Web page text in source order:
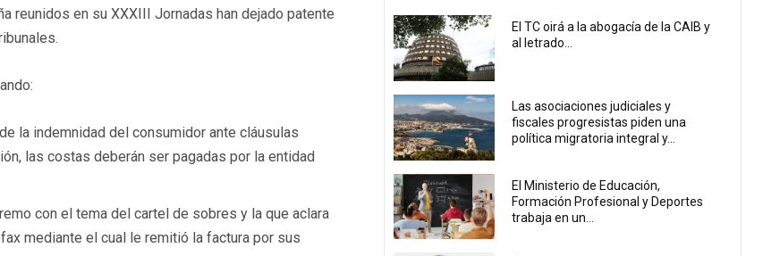
en su XXXIII Jornadas han dejado patente
la indemnidad del consumidor ante cláusulas
las costas deberán ser pagadas por la entidad
con el tema del cartel de sobres y la que aclara
mediante el cual le remitió la factura por sus
El TC oirá a la abogacía de la CAIB y
al letrado...
Las asociaciones judiciales y
fiscales progresistas piden una
política migratoria integral y...
El Ministerio de Educación,
Formación Profesional y Deportes
trabaja en un...